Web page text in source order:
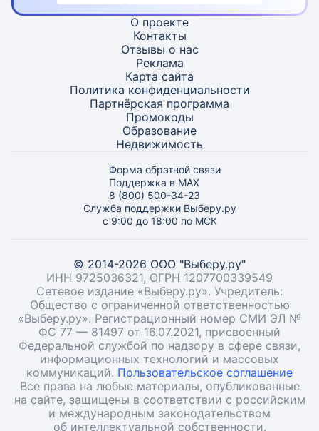
О проекте
Контакты
Отзывы о нас
Реклама
Карта сайта
Политика конфиденциальности
Партнёрская программа
Промокоды
Образование
Недвижимость
Форма обратной связи
Поддержка в MAX
8 (800) 500-34-23
Служба поддержки Выберу.ру
с 9:00 до 18:00 по МСК
© 2014-2026 ООО "Выберу.ру"
ИНН 9725036321, ОГРН 1207700339549
Сетевое издание «Выберу.ру». Учредитель:
Общество с ограниченной ответственностью
«Выберу.ру». Регистрационный номер СМИ ЭЛ №
ФС 77 — 81497 от 16.07.2021, присвоенный
Федеральной службой по надзору в сфере связи,
информационных технологий и массовых
коммуникаций. Пользовательское соглашение
Все права на любые материалы, опубликованные
на сайте, защищены в соответствии с российским
и международным законодательством
об интеллектуальной собственности.